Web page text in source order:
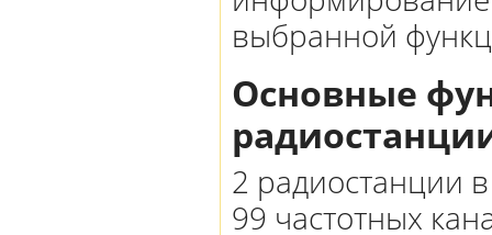
выбранной
Основные
2 радиостанции
99 частотных